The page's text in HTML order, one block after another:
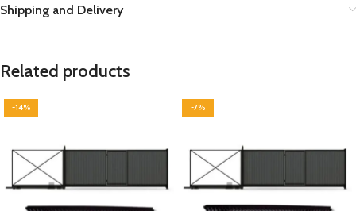
Shipping and Delivery
Related products
-14% -7%